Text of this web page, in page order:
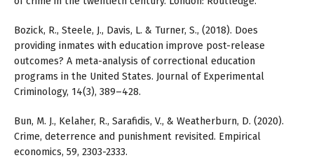
Bozick, R., Steele, J., Davis, L. & Turner, S., (2018). Does
providing inmates with education improve post-release
outcomes? A meta-analysis of correctional education
programs in the United States. Journal of Experimental
Criminology, 14(3), 389–428.
Bun, M. J., Kelaher, R., Sarafidis, V., & Weatherburn, D. (2020).
Crime, deterrence and punishment revisited. Empirical
economics, 59, 2303-2333.